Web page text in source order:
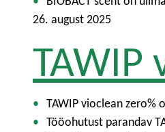
26. august 2025
TAWIP
TAWIP vioclean
Tööohutust parandav